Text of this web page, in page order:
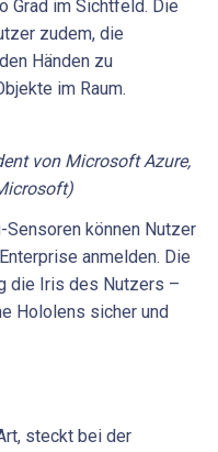
Grad im Sichtfeld. Die
zudem, die
Händen zu
im Raum.
von Microsoft Azure,
können Nutzer
anmelden. Die
die Iris des Nutzers –
Hololens sicher und
steckt bei der